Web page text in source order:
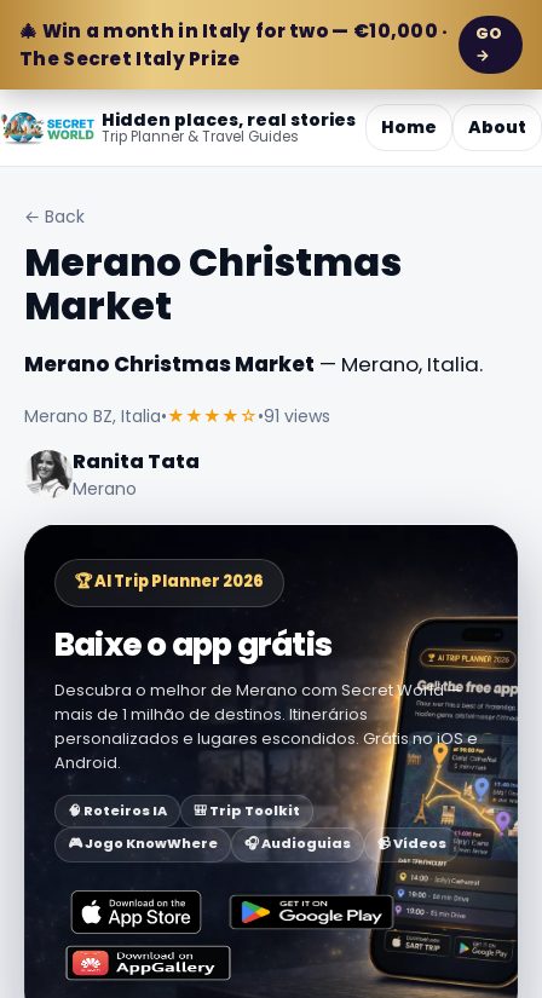
🎄 Win a month in Italy for two — €10,000 ·
The Secret Italy Prize
GO
→
Hidden places, real stories
Trip Planner & Travel Guides Home About
← Back
Merano Christmas
Market
Merano Christmas Market — Merano, Italia.
Merano BZ, Italia•★★★★☆•91 views
Ranita Tata
Merano
🏆 AI Trip Planner 2026
Baixe o app grátis
Descubra o melhor de Merano com Secret World —
mais de 1 milhão de destinos. Itinerários
personalizados e lugares escondidos. Grátis no iOS e
Android.
🧠 Roteiros IA
🎒 Trip Toolkit
🎮 Jogo KnowWhere
🎧 Audioguias 📹 Vídeos